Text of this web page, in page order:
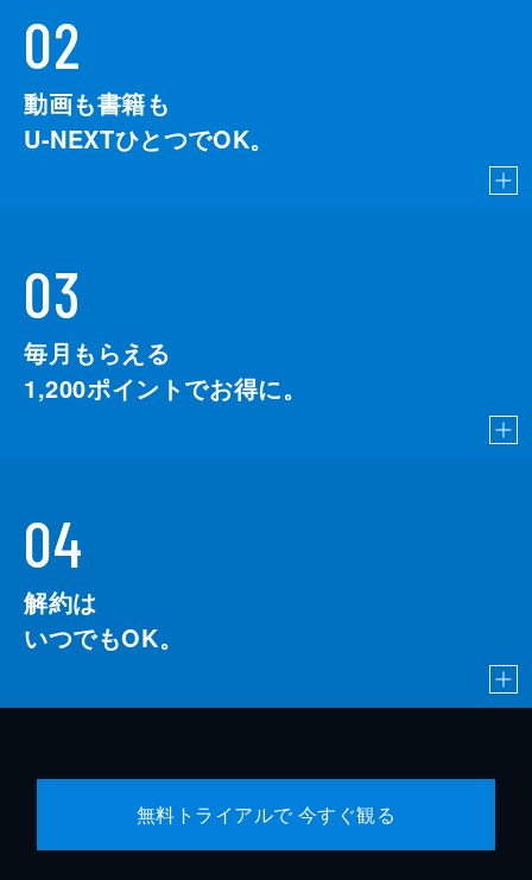
02
動画も書籍も
U-NEXTひとつでOK。
03
毎月もらえる
1,200ポイントでお得に。
04
解約は
いつでもOK。
無料トライアルで 今すぐ観る